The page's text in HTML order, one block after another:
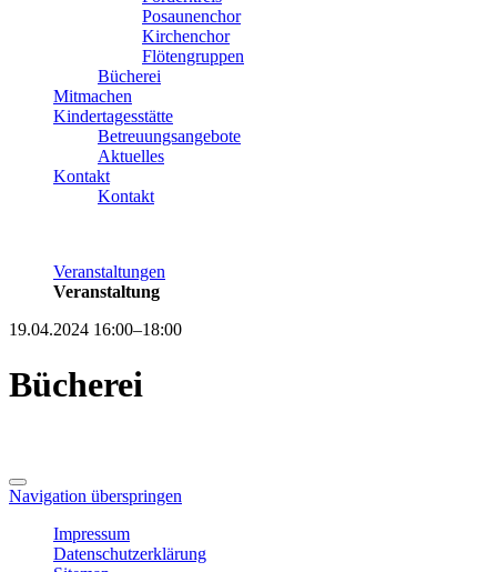
Posaunenchor
Kirchenchor
Flötengruppen
Bücherei
Mitmachen
Kindertagesstätte
Betreuungsangebote
Aktuelles
Kontakt
Kontakt
Veranstaltungen
Veranstaltung
19.04.2024 16:00–18:00
Bücherei
Navigation überspringen
Impressum
Datenschutzerklärung